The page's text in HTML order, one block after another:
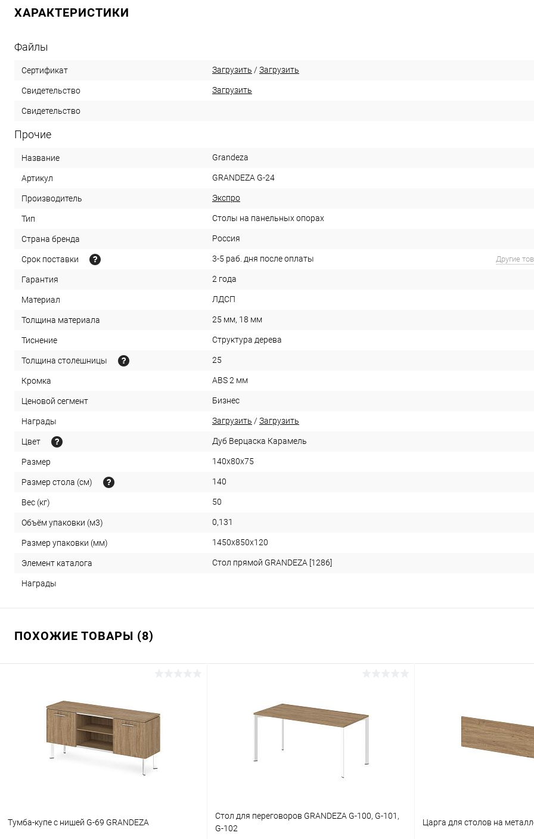
ХАРАКТЕРИСТИКИ
Файлы
Сертификат Загрузить / Загрузить
Свидетельство Загрузить
Свидетельство
Прочие
Название Grandeza
Артикул GRANDEZA G-24
Производитель Экспро
Тип Столы на панельных опорах
Страна бренда Россия
Срок поставки 3-5 раб. дня после оплаты Другие
Гарантия 2 года
Материал ЛДСП
Толщина материала 25 мм, 18 мм
Тиснение Структура дерева
Толщина столешницы 25
Кромка ABS 2 мм
Ценовой сегмент Бизнес
Награды Загрузить / Загрузить
Цвет Дуб Верцаска Карамель
Размер 140x80x75
Размер стола (см) 140
Вес (кг) 50
Объём упаковки (м3) 0,131
Размер упаковки (мм) 1450x850x120
Элемент каталога Стол прямой GRANDEZA [1286]
Награды
ПОХОЖИЕ ТОВАРЫ (8)
Тумба-купе с нишей G-69 GRANDEZA
Cтол для переговоров GRANDEZA G-100, G-101,
G-102
Царга для столов на